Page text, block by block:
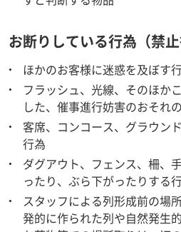
お断りしている行為（禁止
ほかのお客様に迷惑を及ぼす
フラッシュ、光線、そのほか
した、催事進行妨害のおそれ
客席、コンコース、グラウン
行為
ダグアウト、フェンス、柵、
ったり、ぶら下がったりする
スタッフによる列形成前の場
発的に作られた列や自然発生